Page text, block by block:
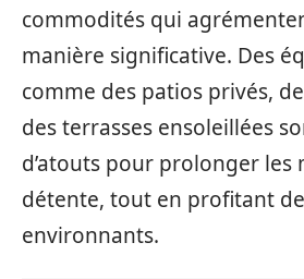
commodités qui
manière significative. Des
comme des patios privés,
des terrasses ensoleillées
d’atouts pour prolonger les
détente, tout en profitant
environnants.